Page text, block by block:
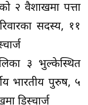
२ वैशाखमा पत्ता
सदस्य, ११
३ भुल्केस्थित
भारतीय पुरुष, ५
डिस्चार्ज